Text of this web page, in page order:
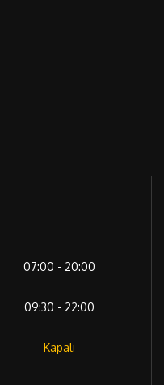
07:00 - 20:00
09:30 - 22:00
Kapalı